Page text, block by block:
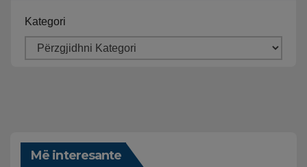
Kategori
Më interesante